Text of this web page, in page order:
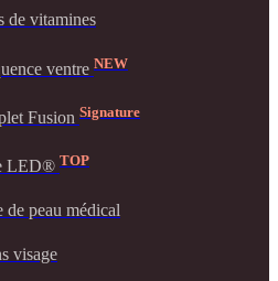
de vitamines
ventre NEW
Fusion Signature
LED® TOP
de peau médical
visage